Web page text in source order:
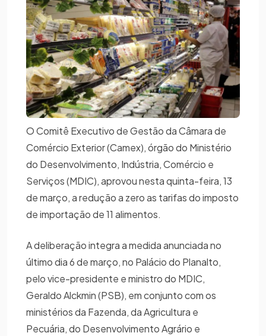
O Comitê Executivo de Gestão da Câmara de
Comércio Exterior (Camex), órgão do Ministério
do Desenvolvimento, Indústria, Comércio e
Serviços (MDIC), aprovou nesta quinta-feira, 13
de março, a redução a zero as tarifas do imposto
de importação de 11 alimentos.
A deliberação integra a medida anunciada no
último dia 6 de março, no Palácio do Planalto,
pelo vice-presidente e ministro do MDIC,
Geraldo Alckmin (PSB), em conjunto com os
ministérios da Fazenda, da Agricultura e
Pecuária, do Desenvolvimento Agrário e